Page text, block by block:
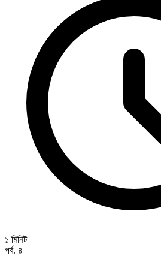
১ মিনিট
পর্ব. ৪